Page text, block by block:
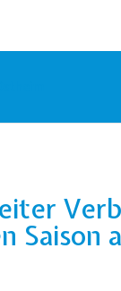
Saison